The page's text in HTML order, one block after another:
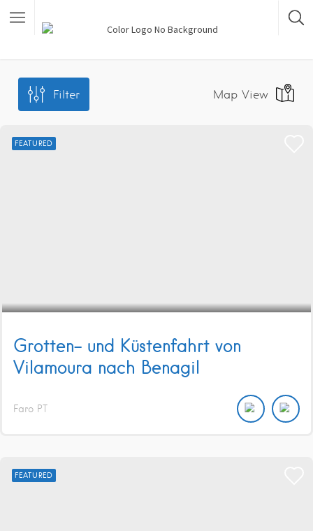
Filter Map View
FEATURED
Grotten- und Küstenfahrt von
Vilamoura nach Benagil
Faro PT
FEATURED